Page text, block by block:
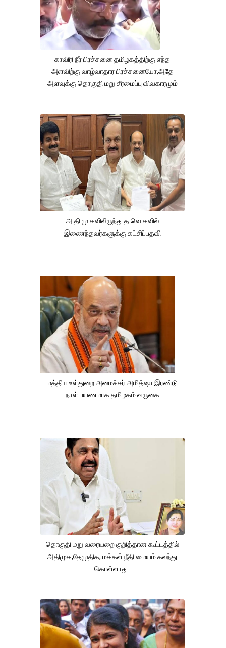
காவிரி நீர் பிரச்சனை தமிழகத்திற்கு எந்த
அளவிற்கு வாழ்வாதார பிரச்சனையோ,அதே
அளவுக்கு தொகுதி மறு சீரமைப்பு விவகாரமும்
அ.தி.மு.கவிலிருந்து த.வெ.கவில்
இணைந்தவர்களுக்கு கட்சிப்பதவி
மத்திய உள்துறை அமைச்சர் அமித்ஷா இரண்டு
நாள் பயணமாக தமிழகம் வருகை
தொகுதி மறு வரையறை குறித்தான கூட்டத்தில்
அதிமுக,தேமுதிக, மக்கள் நீதி மையம் கலந்து
கொள்ளாது .